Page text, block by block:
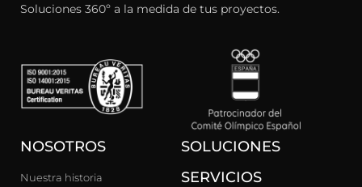
Soluciones 360º a la medida de tus proyectos.
NOSOTROS
Nuestra historia
SOLUCIONES
SERVICIOS